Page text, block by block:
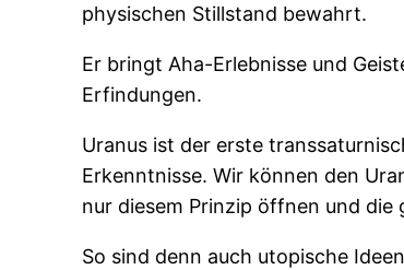
physischen Stillstand bewahrt.
Er bringt Aha-Erlebnisse und
Erfindungen.
Uranus ist der erste
Erkenntnisse. Wir können den
nur diesem Prinzip öffnen und die
So sind denn auch utopische